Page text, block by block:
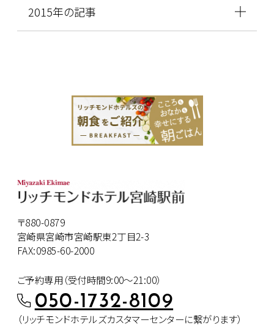
2015年の記事
〒880-0879
宮崎県宮崎市宮崎駅東2丁目2-3
FAX:0985-60-2000
ご予約専用（受付時間9:00～21:00）
050-1732-8109
（リッチモンドホテルズカスタマーセンターに繋がります）